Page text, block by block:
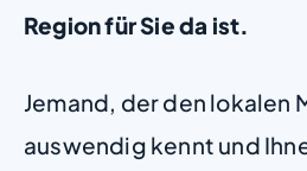
Region für Sie da ist.
Jemand, der den lokalen
auswendig kennt und